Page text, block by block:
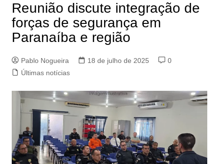
Reunião discute integração de
forças de segurança em
Paranaíba e região
Pablo Nogueira 18 de julho de 2025
0
Últimas notícias